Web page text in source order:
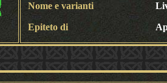
Nome e varianti
Epiteto di